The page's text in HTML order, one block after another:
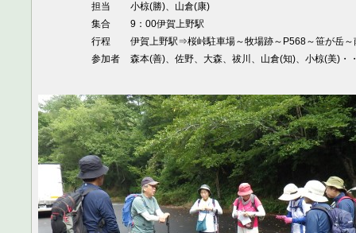
担当
小椋(勝)、山倉(康)
集合
9：00伊賀上野駅
行程
伊賀上野駅⇒桜峠駐車場～牧場跡～P568～笹が岳
参加者
森本(善)、佐野、大森、祓川、山倉(知)、小椋(美)・